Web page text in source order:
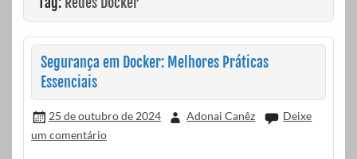
Segurança em Docker: Melhores Práticas
Essenciais
25 de outubro de 2024 Adonai Canêz
Deixe
um comentário